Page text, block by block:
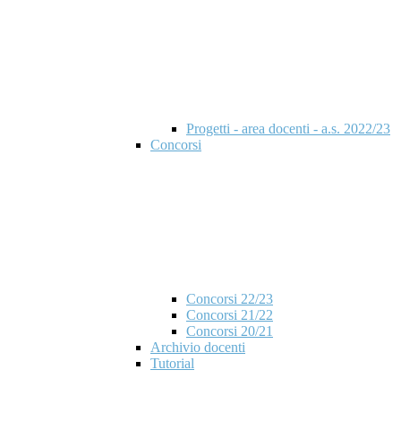
Progetti - area docenti - a.s. 2022/23
Concorsi
Concorsi 22/23
Concorsi 21/22
Concorsi 20/21
Archivio docenti
Tutorial